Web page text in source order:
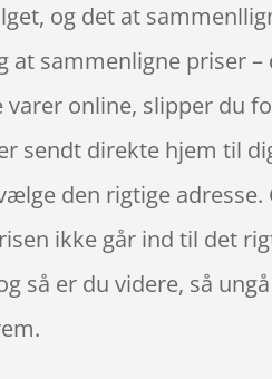
og det at
at sammenligne priser
varer online, slipper du
sendt direkte hjem til
den rigtige
ikke går ind til det
så er du videre, så